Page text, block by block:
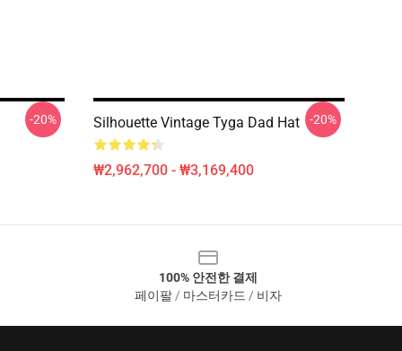
-20% Silhouette Vintage Tyga Dad Hat
₩2,962,700 - ₩3,169,400
-20%
100% 안전한 결제
페이팔 / 마스터카드 / 비자